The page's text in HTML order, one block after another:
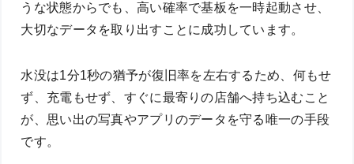
うな状態からでも、高い確率で基板を一時起動させ、
大切なデータを取り出すことに成功しています。
水没は1分1秒の猶予が復旧率を左右するため、何もせ
ず、充電もせず、すぐに最寄りの店舗へ持ち込むこと
が、思い出の写真やアプリのデータを守る唯一の手段
です。